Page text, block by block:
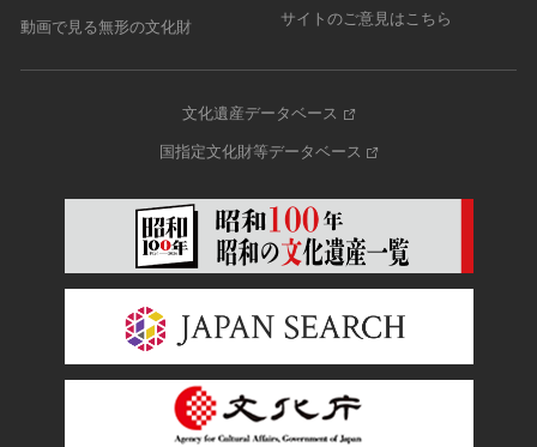
動画で見る無形の文化財 サイトのご意見はこちら
文化遺産データベース
国指定文化財等データベース